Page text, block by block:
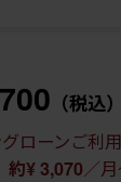
（税込）
ローンご利
約¥ 3,070／